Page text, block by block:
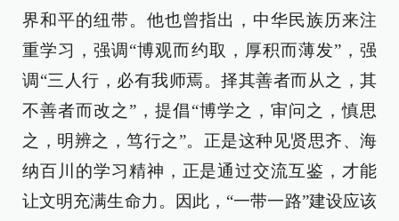
界和平的纽带。他也曾指出，中华民族历来注
重学习，强调“博观而约取，厚积而薄发”，强
调“三人行，必有我师焉。择其善者而从之，其
不善者而改之”，提倡“博学之，审问之，慎思
之，明辨之，笃行之”。正是这种见贤思齐、海
纳百川的学习精神，正是通过交流互鉴，才能
让文明充满生命力。因此，“一带一路”建设应该